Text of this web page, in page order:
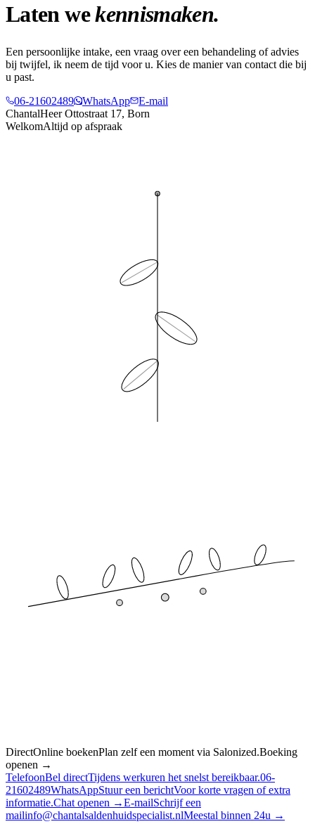
Laten wekennismaken.
Een persoonlijke intake, een vraag over een behandeling of advies
bij twijfel, ik neem de tijd voor u. Kies de manier van contact die bij
u past.
06-21602489
WhatsApp
E-mail
ChantalHeer Ottostraat 17, Born
WelkomAltijd op afspraak
DirectOnline boekenPlan zelf een moment via Salonized.Boeking
openen →
TelefoonBel directTijdens werkuren het snelst bereikbaar.06-
21602489WhatsAppStuur een berichtVoor korte vragen of extra
informatie.Chat openen →E-mailSchrijf een
mailinfo@chantalsaldenhuidspecialist.nlMeestal binnen 24u →